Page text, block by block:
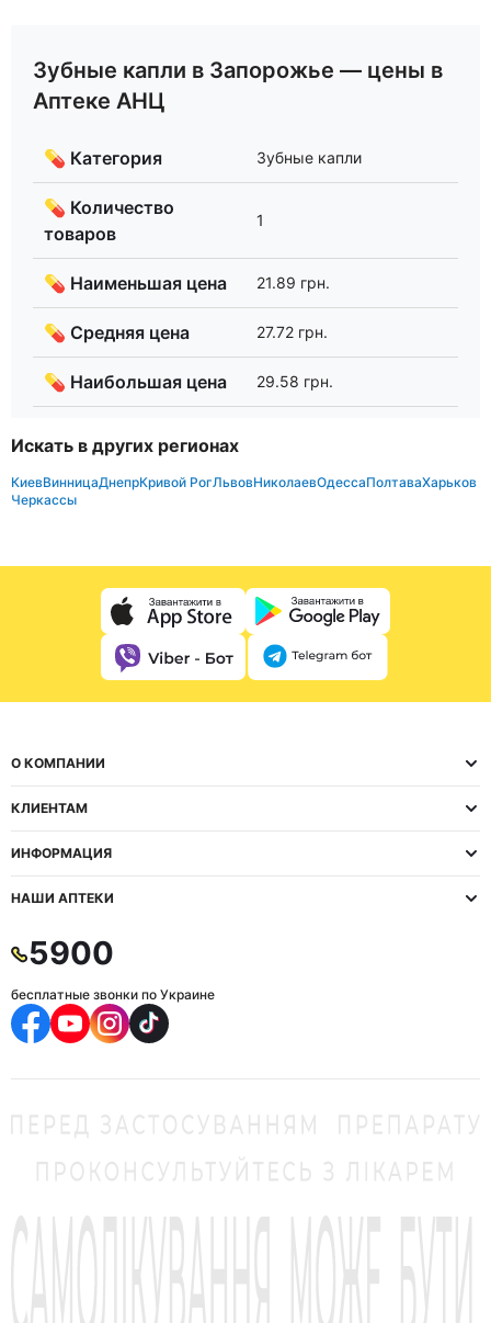
Зубные капли в Запорожье — цены в
Аптеке АНЦ
💊 Категория Зубные капли
💊 Количество
товаров
1
💊 Наименьшая цена 21.89 грн.
💊 Средняя цена 27.72 грн.
💊 Наибольшая цена 29.58 грн.
Искать в других регионах
КиевВинницаДнепрКривой РогЛьвовНиколаевОдессаПолтаваХарьков
Черкассы
О КОМПАНИИ
КЛИЕНТАМ
ИНФОРМАЦИЯ
НАШИ АПТЕКИ
5900
бесплатные звонки по Украине